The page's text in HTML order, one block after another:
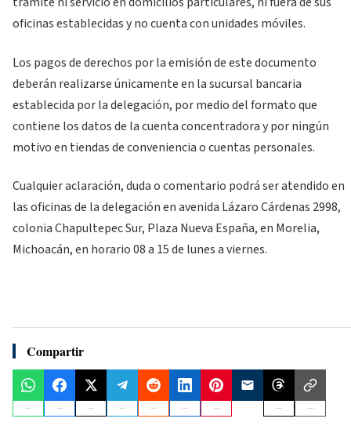
oficinas establecidas y no cuenta con unidades móviles.
Los pagos de derechos por la emisión de este documento
deberán realizarse únicamente en la sucursal bancaria
establecida por la delegación, por medio del formato que
contiene los datos de la cuenta concentradora y por ningún
motivo en tiendas de conveniencia o cuentas personales.
Cualquier aclaración, duda o comentario podrá ser atendido en
las oficinas de la delegación en avenida Lázaro Cárdenas 2998,
colonia Chapultepec Sur, Plaza Nueva España, en Morelia,
Michoacán, en horario 08 a 15 de lunes a viernes.
Compartir